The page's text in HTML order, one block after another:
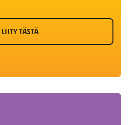
LIITY TÄSTÄ